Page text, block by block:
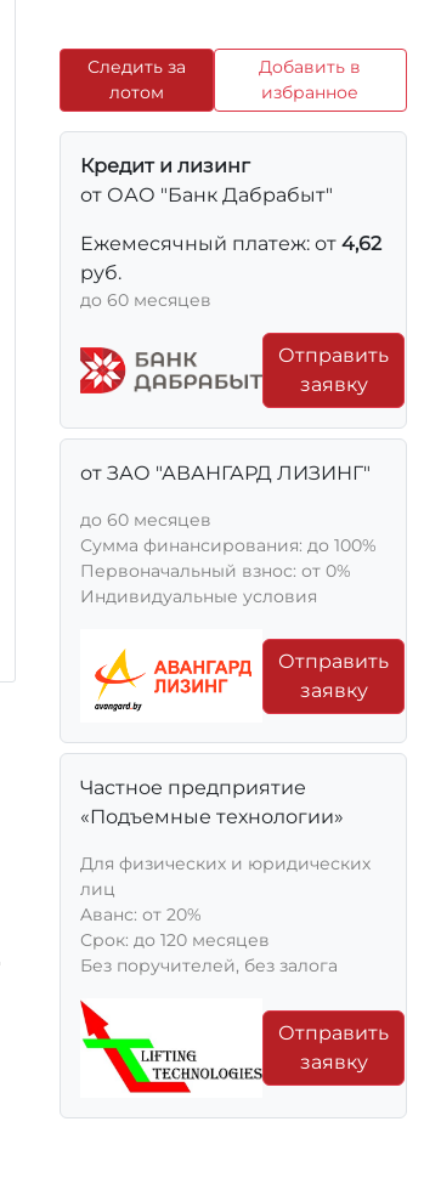
Следить за
лотом
Добавить в
избранное
Кредит и лизинг
от ОАО "Банк Дабрабыт"
Ежемесячный платеж: от 4,62
руб.
до 60 месяцев
Отправить
заявку
от ЗАО "АВАНГАРД ЛИЗИНГ"
до 60 месяцев
Сумма финансирования: до 100%
Первоначальный взнос: от 0%
Индивидуальные условия
Отправить
заявку
Частное предприятие
«Подъемные технологии»
Для физических и юридических
лиц
Aванс: от 20%
Срок: до 120 месяцев
Без поручителей, без залога
Отправить
заявку